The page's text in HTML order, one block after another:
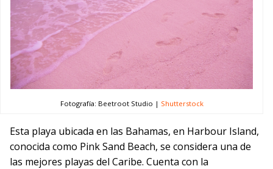
Fotografía: Beetroot Studio | Shutterstock
Esta playa ubicada en las Bahamas, en Harbour Island,
conocida como Pink Sand Beach, se considera una de
las mejores playas del Caribe. Cuenta con la